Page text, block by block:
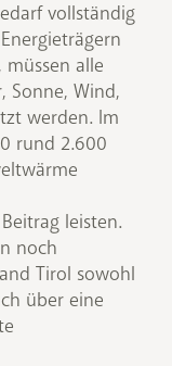
vollständig
alle
Sonne, Wind,
werden. Im
rund 2.600
leisten.
noch
Tirol sowohl
über eine